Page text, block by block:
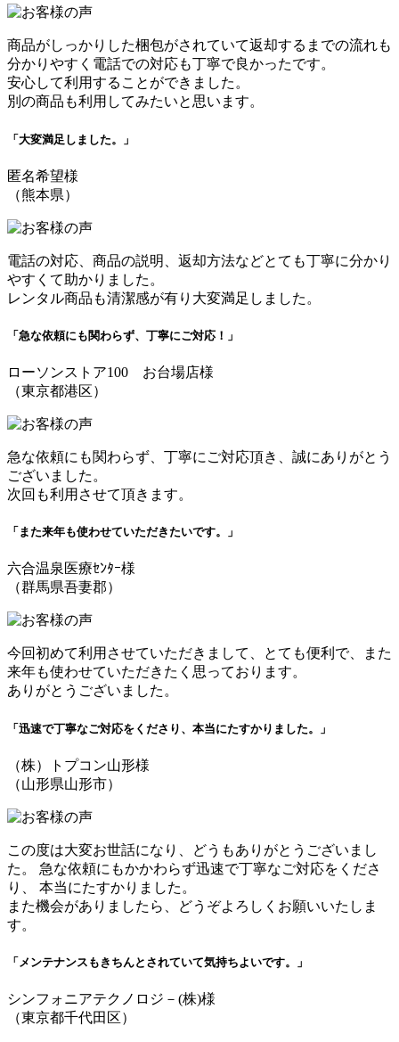
商品がしっかりした梱包がされていて返却するまでの流れも
分かりやすく電話での対応も丁寧で良かったです。
安心して利用することができました。
別の商品も利用してみたいと思います。
「大変満足しました。」
匿名希望様
（熊本県）
電話の対応、商品の説明、返却方法などとても丁寧に分かり
やすくて助かりました。
レンタル商品も清潔感が有り大変満足しました。
「急な依頼にも関わらず、丁寧にご対応！」
ローソンストア100 お台場店様
（東京都港区）
急な依頼にも関わらず、丁寧にご対応頂き、誠にありがとう
ございました。
次回も利用させて頂きます。
「また来年も使わせていただきたいです。」
六合温泉医療ｾﾝﾀｰ様
（群馬県吾妻郡）
今回初めて利用させていただきまして、とても便利で、また
来年も使わせていただきたく思っております。
ありがとうございました。
「迅速で丁寧なご対応をくださり、本当にたすかりました。」
（株）トプコン山形様
（山形県山形市）
この度は大変お世話になり、どうもありがとうございまし
た。 急な依頼にもかかわらず迅速で丁寧なご対応をくださ
り、 本当にたすかりました。
また機会がありましたら、どうぞよろしくお願いいたしま
す。
「メンテナンスもきちんとされていて気持ちよいです。」
シンフォニアテクノロジ－(株)様
（東京都千代田区）